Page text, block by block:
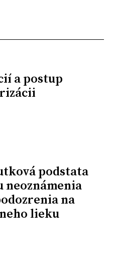
a postup
podstata
na
lieku